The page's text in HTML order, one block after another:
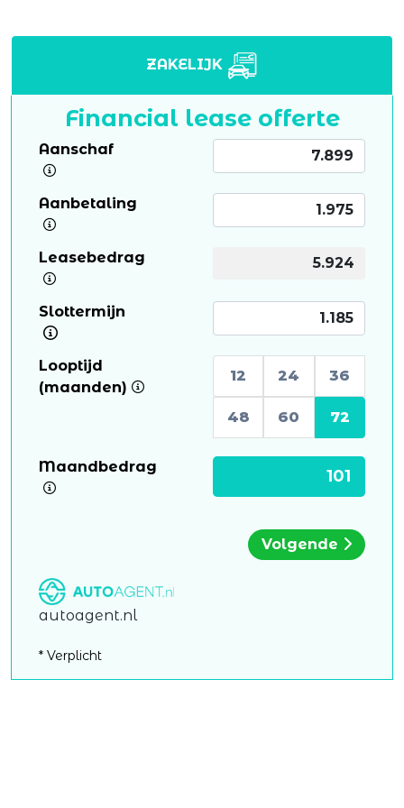
ZAKELIJK
Financial lease offerte
Aanschaf
Aanbetaling
Leasebedrag
Slottermijn
Looptijd
(maanden)
12 24 36
48 60 72
Maandbedrag
autoagent.nl
Volgende
* Verplicht